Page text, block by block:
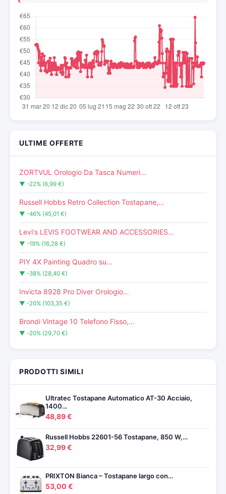
ULTIME OFFERTE
ZORTVUL Orologio Da Tasca Numeri…
▼ -22% (6,99 €)
Russell Hobbs Retro Collection Tostapane,…
▼ -46% (45,01 €)
Levi's LEVIS FOOTWEAR AND ACCESSORIES…
▼ -19% (16,28 €)
PIY 4X Painting Quadro su…
▼ -38% (28,40 €)
Invicta 8928 Pro Diver Orologio…
▼ -20% (103,35 €)
Brondi Vintage 10 Telefono Fisso,…
▼ -20% (29,70 €)
PRODOTTI SIMILI
Ultratec Tostapane Automatico AT-30 Acciaio,
1400…
48,89 €
Russell Hobbs 22601-56 Tostapane, 850 W,…
32,99 €
PRIXTON Bianca – Tostapane largo con…
53,00 €